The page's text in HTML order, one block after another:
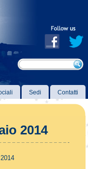
Sedi Contatti
2014